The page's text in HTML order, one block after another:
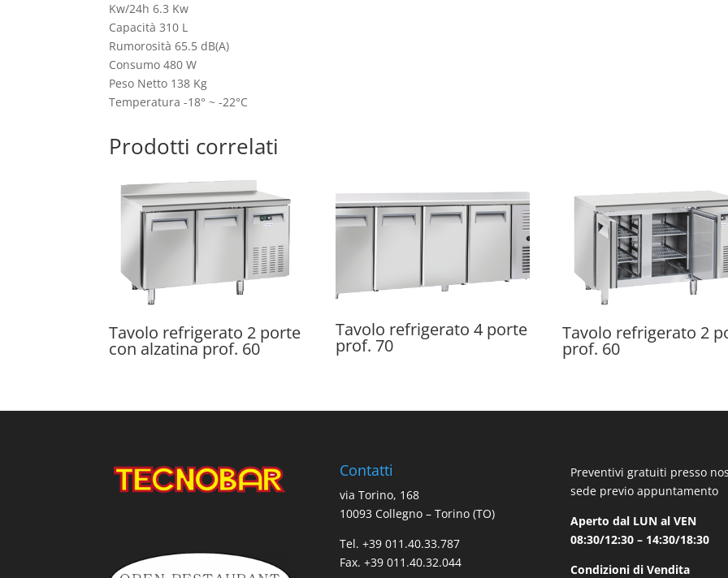
Kw/24h 6.3 Kw
Capacità 310 L
Rumorosità 65.5 dB(A)
Consumo 480 W
Peso Netto 138 Kg
Temperatura -18° ~ -22°C
Prodotti correlati
Tavolo refrigerato 2 porte
con alzatina prof. 60
Tavolo refrigerato 4 porte
prof. 70
Tavolo refrigerato 2
prof. 60
Contatti
via Torino, 168
10093 Collegno – Torino (TO)
Tel. +39 011.40.33.787
Fax. +39 011.40.32.044
Preventivi gratuiti presso
sede previo appuntamento
Aperto dal LUN al VEN
08:30/12:30 – 14:30/18:30
Condizioni di Vendita